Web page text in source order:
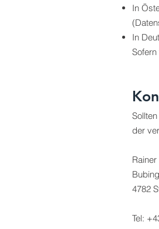
In
In
der
4782
Tel: